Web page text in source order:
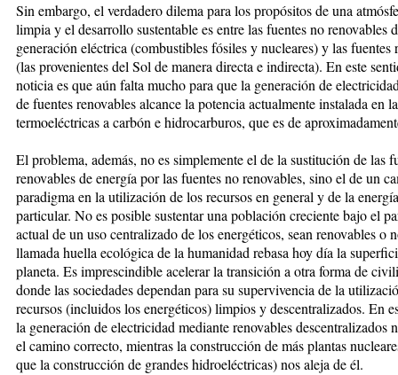
Sin embargo, el verdadero dilema para los propósitos de una
limpia y el desarrollo sustentable es entre las fuentes no renovables
generación eléctrica (combustibles fósiles y nucleares) y las fuentes
(las provenientes del Sol de manera directa e indirecta). En este
noticia es que aún falta mucho para que la generación de
de fuentes renovables alcance la potencia actualmente instalada en
termoeléctricas a carbón e hidrocarburos, que es de
El problema, además, no es simplemente el de la sustitución de las
renovables de energía por las fuentes no renovables, sino el de un
paradigma en la utilización de los recursos en general y de la
particular. No es posible sustentar una población creciente bajo el
actual de un uso centralizado de los energéticos, sean renovables o
llamada huella ecológica de la humanidad rebasa hoy día la
planeta. Es imprescindible acelerar la transición a otra forma de
donde las sociedades dependan para su supervivencia de la
recursos (incluidos los energéticos) limpios y descentralizados. En
la generación de electricidad mediante renovables descentralizados
el camino correcto, mientras la construcción de más plantas
que la construcción de grandes hidroeléctricas) nos aleja de él.